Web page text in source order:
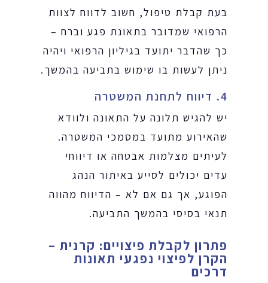
בעת קבלת טיפול, חשוב לדווח לצוות
הרפואי שמדובר בתאונת פגע וברח –
כך שהדבר יתועד בגיליון הרפואי ויהיה
ניתן לעשות בו שימוש בתביעה בהמשך.
4. דיווח לתחנת המשטרה
יש להגיש תלונה על התאונה ולוודא
שהאירוע מתועד במסמכי המשטרה.
לעיתים מצלמות אבטחה או דיווחי
עדים יכולים לסייע באיתור הנהג
הפוגע, אך גם אם לא – הדיווח מהווה
תנאי בסיסי בהמשך התביעה.
פתרון לקבלת פיצויים: קרנית –
הקרן לפיצוי נפגעי תאונות
דרכים